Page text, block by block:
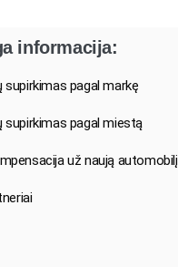
informacija:
pagal markę
supirkimas pagal miestą
už naują automobilį